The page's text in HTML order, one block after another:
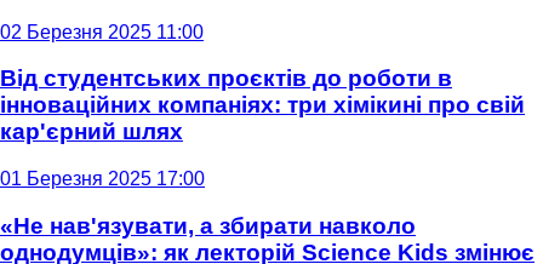
02 Березня 2025 11:00
Від студентських проєктів до роботи в
інноваційних компаніях: три хімікині про свій
кар'єрний шлях
01 Березня 2025 17:00
«Не нав'язувати, а збирати навколо
однодумців»: як лекторій Science Kids змінює